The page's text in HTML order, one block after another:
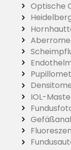
Optische
IOL-